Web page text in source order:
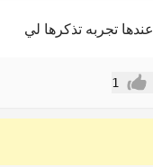
تجربه تذكرها لي
إعجاب 1